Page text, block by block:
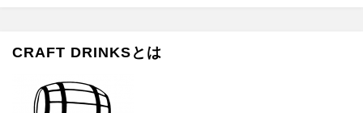
シ
CRAFT DRINKSとは